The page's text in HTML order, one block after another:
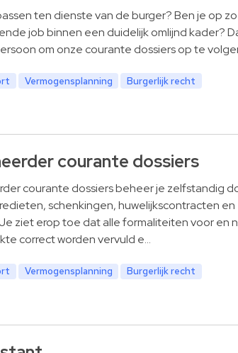
ten dienste van de burger? Ben je op
job binnen een duidelijk omlijnd kader?
om onze courante dossiers op te
Vermogensplanning
Burgerlijk recht
courante dossiers
courante dossiers beheer je zelfstandig
schenkingen, huwelijkscontracten en
ziet erop toe dat alle formaliteiten voor en
correct worden vervuld e…
Vermogensplanning
Burgerlijk recht